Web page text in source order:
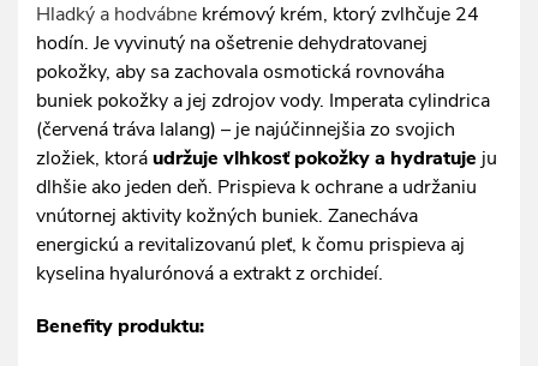
Hladký a hodvábne krémový krém, ktorý zvlhčuje 24
hodín. Je vyvinutý na ošetrenie dehydratovanej
pokožky, aby sa zachovala osmotická rovnováha
buniek pokožky a jej zdrojov vody. Imperata cylindrica
(červená tráva lalang) – je najúčinnejšia zo svojich
zložiek, ktoráudržuje vlhkosť pokožky a hydratuje ju
dlhšie ako jeden deň. Prispieva k ochrane a udržaniu
vnútornej aktivity kožných buniek. Zanecháva
energickú a revitalizovanú pleť, k čomu prispieva aj
kyselina hyalurónová a extrakt z orchideí.
Benefity produktu: